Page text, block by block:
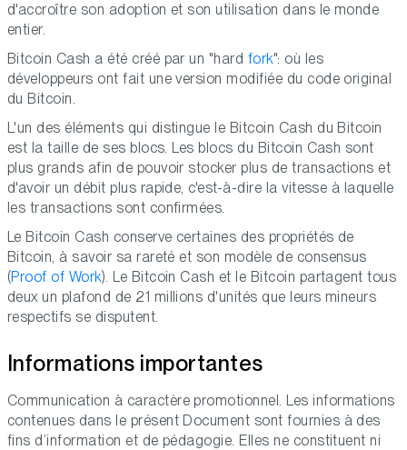
d'accroître son adoption et son utilisation dans le monde
entier.
Bitcoin Cash a été créé par un "hard fork": où les
développeurs ont fait une version modifiée du code original
du Bitcoin.
L'un des éléments qui distingue le Bitcoin Cash du Bitcoin
est la taille de ses blocs. Les blocs du Bitcoin Cash sont
plus grands afin de pouvoir stocker plus de transactions et
d'avoir un débit plus rapide, c'est-à-dire la vitesse à laquelle
les transactions sont confirmées.
Le Bitcoin Cash conserve certaines des propriétés de
Bitcoin, à savoir sa rareté et son modèle de consensus
(Proof of Work). Le Bitcoin Cash et le Bitcoin partagent tous
deux un plafond de 21 millions d'unités que leurs mineurs
respectifs se disputent.
Informations importantes
Communication à caractère promotionnel. Les informations
contenues dans le présent Document sont fournies à des
fins d’information et de pédagogie. Elles ne constituent ni